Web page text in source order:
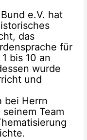
e.V. hat
das
für
bis 10 an
wurde
und
bei Herrn
Team